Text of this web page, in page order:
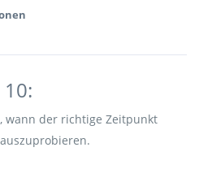
wann der richtige Zeitpunkt